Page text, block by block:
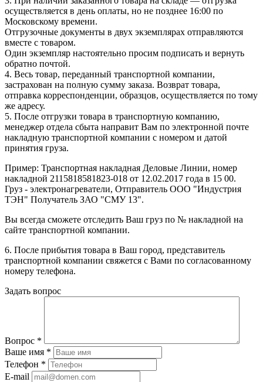
осуществляется в день оплаты, но не позднее 16:00 по
Московскому времени.
Отгрузочные документы в двух экземплярах отправляются
вместе с товаром.
Один экземпляр настоятельно просим подписать и вернуть
обратно почтой.
4. Весь товар, переданный транспортной компании,
застрахован на полную сумму заказа. Возврат товара,
отправка корреспонденции, образцов, осуществляется по тому
же адресу.
5. После отгрузки товара в транспортную компанию,
менеджер отдела сбыта направит Вам по электронной почте
накладную транспортной компании с номером и датой
принятия груза.
Пример: Транспортная накладная Деловые Линии, номер
накладной 2115818581823-018 от 12.02.2017 года в 15 00.
Груз - электронагреватели, Отправитель ООО "Индустрия
ТЭН" Получатель ЗАО "СМУ 13".
Вы всегда сможете отследить Ваш груз по № накладной на
сайте транспортной компании.
6. После прибытия товара в Ваш город, представитель
транспортной компании свяжется с Вами по согласованному
номеру телефона.
Задать вопрос
Вопрос *
Ваше имя *
Телефон *
E-mail